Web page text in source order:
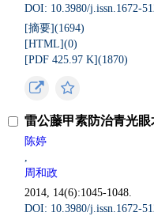
DOI: 10.3980/j.issn.1672-
[摘要](1694)
[HTML](0)
[PDF 425.97 K](1870)
雷公藤甲素防治青光
陈婷
,
周和政
2014, 14(6):1045-1048.
DOI: 10.3980/j.issn.1672-